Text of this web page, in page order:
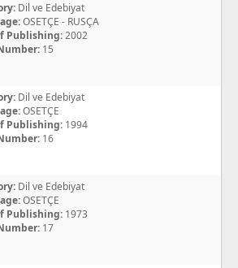
Dil ve Edebiyat
OSETÇE - RUSÇA
Publishing:2002
15
Dil ve Edebiyat
OSETÇE
Publishing: 1994
16
Dil ve Edebiyat
OSETÇE
Publishing: 1973
17